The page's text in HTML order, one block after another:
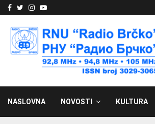
Facebook
Twitter
Instagram
Youtube
NASLOVNA NOVOSTI KULTURA